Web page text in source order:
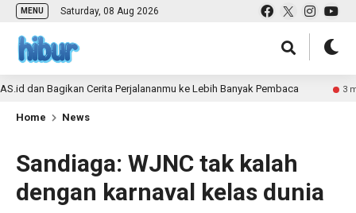
MENU Saturday, 08 Aug 2026
Bagikan Cerita Perjalananmu ke Lebih Banyak Pembaca 3 month
Home News
Sandiaga: WJNC tak kalah
dengan karnaval kelas dunia